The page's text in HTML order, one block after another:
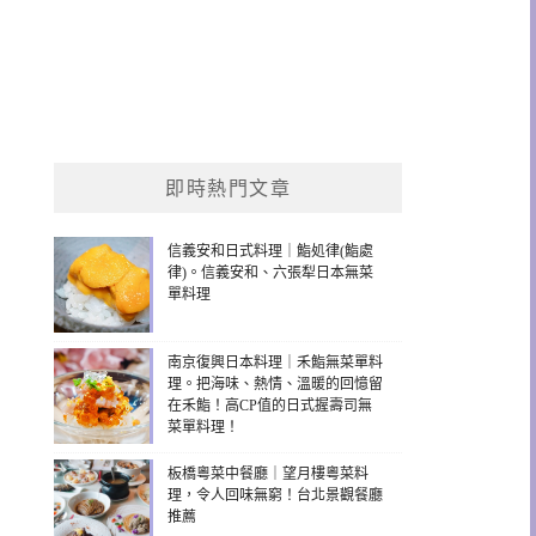
即時熱門文章
信義安和日式料理｜鮨処律(鮨處
律)。信義安和、六張犁日本無菜
單料理
南京復興日本料理｜禾鮨無菜單料
理。把海味、熱情、溫暖的回憶留
在禾鮨！高CP值的日式握壽司無
菜單料理！
板橋粵菜中餐廳｜望月樓粵菜料
理，令人回味無窮！台北景觀餐廳
推薦